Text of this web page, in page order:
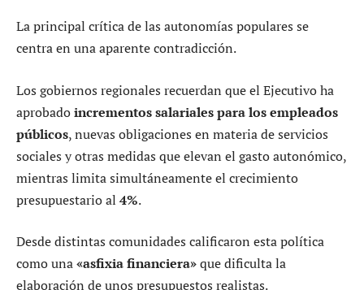
La principal crítica de las autonomías populares se
centra en una aparente contradicción.
Los gobiernos regionales recuerdan que el Ejecutivo ha
aprobadoincrementos salariales para los empleados
públicos, nuevas obligaciones en materia de servicios
sociales y otras medidas que elevan el gasto autonómico,
mientras limita simultáneamente el crecimiento
presupuestario al 4%.
Desde distintas comunidades calificaron esta política
como una«asfixia financiera»que dificulta la
elaboración de unos presupuestos realistas.